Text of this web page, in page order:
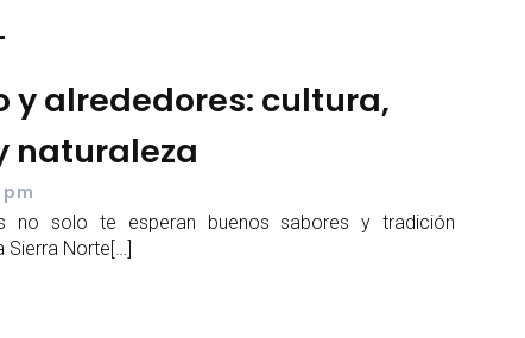
y alrededores: cultura,
naturaleza
no solo te esperan buenos sabores y tradición
Sierra Norte[…]